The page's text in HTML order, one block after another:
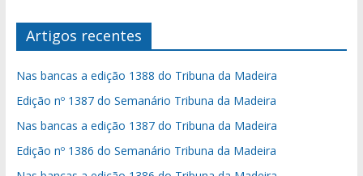
Artigos recentes
Nas bancas a edição 1388 do Tribuna da Madeira
Edição nº 1387 do Semanário Tribuna da Madeira
Nas bancas a edição 1387 do Tribuna da Madeira
Edição nº 1386 do Semanário Tribuna da Madeira